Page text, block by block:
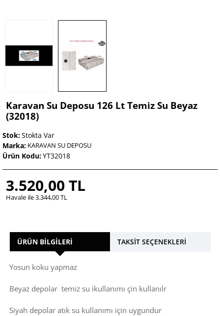
Karavan Su Deposu 126 Lt Temiz Su Beyaz
(32018)
Stok:Stokta Var
Marka: KARAVAN SU DEPOSU
Ürün Kodu:YT32018
3.520,00 TL
Havale ile 3.344,00 TL
ÜRÜN BILGILERI TAKSIT SEÇENEKLERI
Yosun koku yapmaz
Beyaz depolar temiz su ikullanımı çin kullanılr
Siyah depolar atık su kullanımı için uygundur